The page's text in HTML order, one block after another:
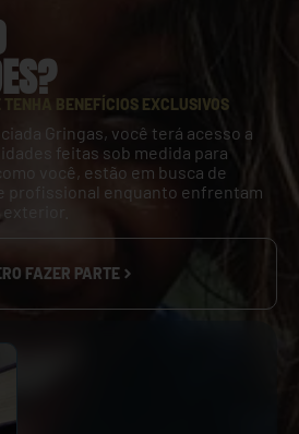
BENEFÍCIOS EXCLUSIVOS
Gringas, você terá acesso a
feitas sob medida para
você, estão em busca de
profissional enquanto enfrentam
FAZER PARTE